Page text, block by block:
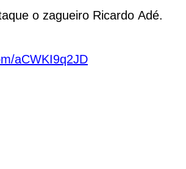
o zagueiro Ricardo Adé.
aCWKI9q2JD